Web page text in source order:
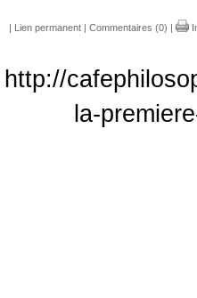
| Lien permanent | Commentaires (0) |
http://
la-